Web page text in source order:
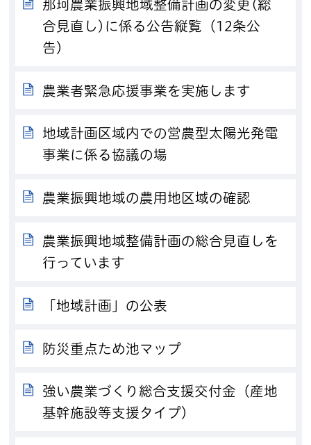
那珂農業振興地域整備計画の変更(総
合見直し)に係る公告縦覧（12条公
告）
農業者緊急応援事業を実施します
地域計画区域内での営農型太陽光発電
事業に係る協議の場
農業振興地域の農用地区域の確認
農業振興地域整備計画の総合見直しを
行っています
「地域計画」の公表
防災重点ため池マップ
強い農業づくり総合支援交付金（産地
基幹施設等支援タイプ）